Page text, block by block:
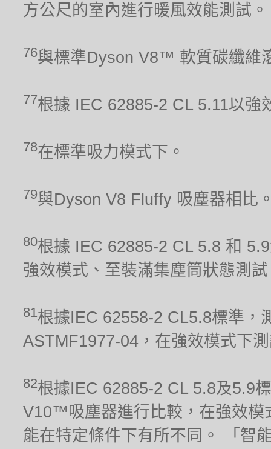
方公尺的室內進行暖風效能測試。
76與標準Dyson V8™ 軟質碳纖維
77根據 IEC 62885-2 CL 5.11以強
78在標準吸力模式下。
79與Dyson V8 Fluffy 吸塵器相比
80根據 IEC 62885-2 CL 5.8 和
強效模式、至裝滿集塵筒狀態測
81根據IEC 62558-2 CL5.8標準，
ASTMF1977-04，在強效模式下
82根據IEC 62885-2 CL 5.8及5.9
V10™吸塵器進行比較，在強效模
能在特定條件下有所不同。 「智